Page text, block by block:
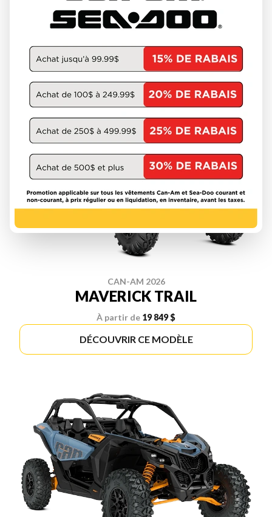
À partir de 23 249 $
CAN-AM 2026
MAVERICK TRAIL
À partir de 19 849 $
DÉCOUVRIR CE MODÈLE